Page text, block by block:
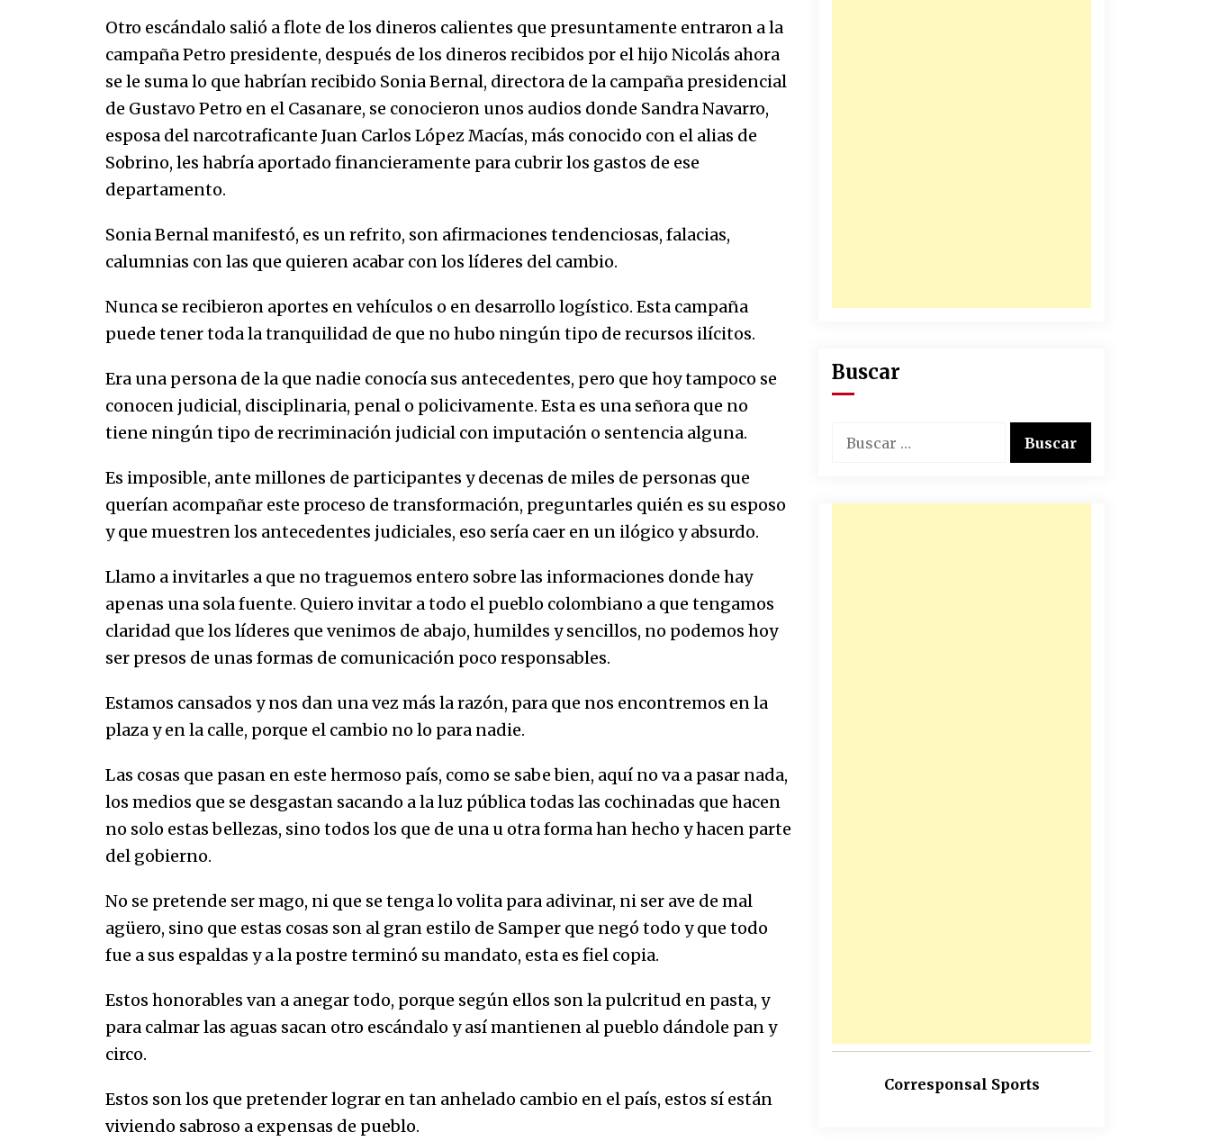
04/01/2026
El aumento del mínimo causa
escozor en pueblo colombiano
31/12/2025
Atlético Nacional se quedó con
laCopa Colombia 2025
17/12/2025
Otro escándalo salió a flote de los dineros calientes que presuntamente entraron a la
campaña Petro presidente, después de los dineros recibidos por el hijo Nicolás ahora
se le suma lo que habrían recibido Sonia Bernal, directora de la campaña presidencial
de Gustavo Petro en el Casanare, se conocieron unos audios donde Sandra Navarro,
esposa del narcotraficante Juan Carlos López Macías, más conocido con el alias de
Sobrino, les habría aportado financieramente para cubrir los gastos de ese
departamento.
Sonia Bernal manifestó, es un refrito, son afirmaciones tendenciosas, falacias,
calumnias con las que quieren acabar con los líderes del cambio.
Nunca se recibieron aportes en vehículos o en desarrollo logístico. Esta campaña
puede tener toda la tranquilidad de que no hubo ningún tipo de recursos ilícitos.
Era una persona de la que nadie conocía sus antecedentes, pero que hoy tampoco se
conocen judicial, disciplinaria, penal o policivamente. Esta es una señora que no
tiene ningún tipo de recriminación judicial con imputación o sentencia alguna.
Es imposible, ante millones de participantes y decenas de miles de personas que
querían acompañar este proceso de transformación, preguntarles quién es su esposo
y que muestren los antecedentes judiciales, eso sería caer en un ilógico y absurdo.
Llamo a invitarles a que no traguemos entero sobre las informaciones donde hay
apenas una sola fuente. Quiero invitar a todo el pueblo colombiano a que tengamos
claridad que los líderes que venimos de abajo, humildes y sencillos, no podemos hoy
ser presos de unas formas de comunicación poco responsables.
Estamos cansados y nos dan una vez más la razón, para que nos encontremos en la
plaza y en la calle, porque el cambio no lo para nadie.
Las cosas que pasan en este hermoso país, como se sabe bien, aquí no va a pasar nada,
los medios que se desgastan sacando a la luz pública todas las cochinadas que hacen
no solo estas bellezas, sino todos los que de una u otra forma han hecho y hacen parte
del gobierno.
No se pretende ser mago, ni que se tenga lo volita para adivinar, ni ser ave de mal
agüero, sino que estas cosas son al gran estilo de Samper que negó todo y que todo
fue a sus espaldas y a la postre terminó su mandato, esta es fiel copia.
Estos honorables van a anegar todo, porque según ellos son la pulcritud en pasta, y
para calmar las aguas sacan otro escándalo y así mantienen al pueblo dándole pan y
circo.
Estos son los que pretender lograr en tan anhelado cambio en el país, estos sí están
viviendo sabroso a expensas de pueblo.
Buscar
Corresponsal Sports